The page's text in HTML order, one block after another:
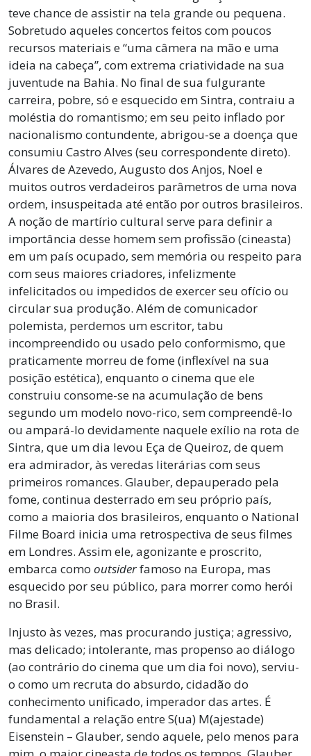
teve chance de assistir na tela grande ou pequena.
Sobretudo aqueles concertos feitos com poucos
recursos materiais e “uma câmera na mão e uma
ideia na cabeça”, com extrema criatividade na sua
juventude na Bahia. No final de sua fulgurante
carreira, pobre, só e esquecido em Sintra, contraiu a
moléstia do romantismo; em seu peito inflado por
nacionalismo contundente, abrigou-se a doença que
consumiu Castro Alves (seu correspondente direto).
Álvares de Azevedo, Augusto dos Anjos, Noel e
muitos outros verdadeiros parâmetros de uma nova
ordem, insuspeitada até então por outros brasileiros.
A noção de martírio cultural serve para definir a
importância desse homem sem profissão (cineasta)
em um país ocupado, sem memória ou respeito para
com seus maiores criadores, infelizmente
infelicitados ou impedidos de exercer seu ofício ou
circular sua produção. Além de comunicador
polemista, perdemos um escritor, tabu
incompreendido ou usado pelo conformismo, que
praticamente morreu de fome (inflexível na sua
posição estética), enquanto o cinema que ele
construiu consome-se na acumulação de bens
segundo um modelo novo-rico, sem compreendê-lo
ou ampará-lo devidamente naquele exílio na rota de
Sintra, que um dia levou Eça de Queiroz, de quem
era admirador, às veredas literárias com seus
primeiros romances. Glauber, depauperado pela
fome, continua desterrado em seu próprio país,
como a maioria dos brasileiros, enquanto o National
Filme Board inicia uma retrospectiva de seus filmes
em Londres. Assim ele, agonizante e proscrito,
embarca como outsiderfamoso na Europa, mas
esquecido por seu público, para morrer como herói
no Brasil.
Injusto às vezes, mas procurando justiça; agressivo,
mas delicado; intolerante, mas propenso ao diálogo
(ao contrário do cinema que um dia foi novo), serviu-
o como um recruta do absurdo, cidadão do
conhecimento unificado, imperador das artes. É
fundamental a relação entre S(ua) M(ajestade)
Eisenstein – Glauber, sendo aquele, pelo menos para